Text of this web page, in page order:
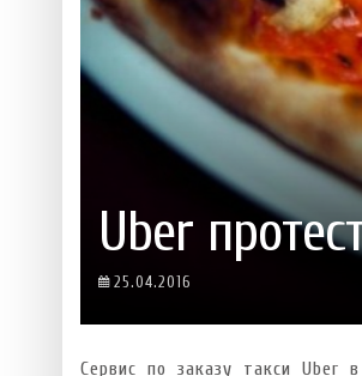
Який
Uber
25.04.2016
Сервис по заказу такси Uber